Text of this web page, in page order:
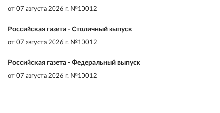
от 07 августа 2026 г. №10012
Российская газета - Столичный выпуск
от 07 августа 2026 г. №10012
Российская газета - Федеральный выпуск
от 07 августа 2026 г. №10012